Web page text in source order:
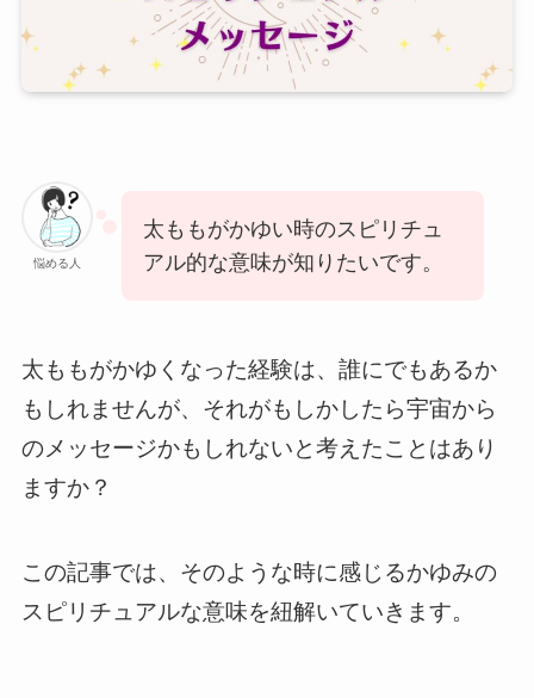
悩める人
太ももがかゆい時のスピリチュ
アル的な意味が知りたいです。
太ももがかゆくなった経験は、誰にでもあるか
もしれませんが、それがもしかしたら宇宙から
のメッセージかもしれないと考えたことはあり
ますか？
この記事では、そのような時に感じるかゆみの
スピリチュアルな意味を紐解いていきます。